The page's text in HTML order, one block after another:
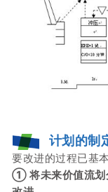
计划的制
要改进的过程已基
① 将未来价值流划